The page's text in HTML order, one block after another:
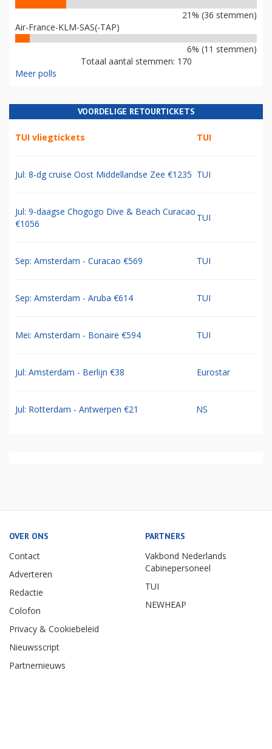
21% (36 stemmen)
Air-France-KLM-SAS(-TAP)
6% (11 stemmen)
Totaal aantal stemmen: 170
Meer polls
VOORDELIGE RETOURTICKETS
TUI vliegtickets TUI
Jul: 8-dg cruise Oost Middellandse Zee €1235 TUI
Jul: 9-daagse Chogogo Dive & Beach Curacao
€1056
TUI
Sep: Amsterdam - Curacao €569 TUI
Sep: Amsterdam - Aruba €614 TUI
Mei: Amsterdam - Bonaire €594 TUI
Jul: Amsterdam - Berlijn €38 Eurostar
Jul: Rotterdam - Antwerpen €21 NS
OVER ONS
Contact
Adverteren
Redactie
Colofon
Privacy & Cookiebeleid
Nieuwsscript
Partnernieuws
PARTNERS
Vakbond Nederlands
Cabinepersoneel
TUI
NEWHEAP